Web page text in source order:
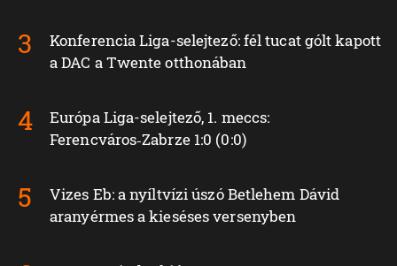
Konferencia Liga-selejtező: fél tucat gólt kapott
a DAC a Twente otthonában
Európa Liga-selejtező, 1. meccs:
Ferencváros‑Zabrze 1:0 (0:0)
Vizes Eb: a nyíltvízi úszó Betlehem Dávid
aranyérmes a kieséses versenyben